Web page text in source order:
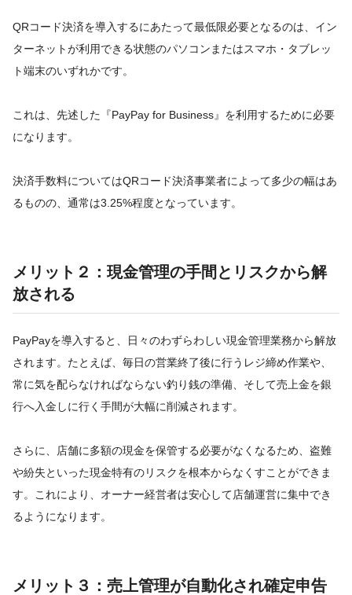
QRコード決済を導入するにあたって最低限必要となるのは、イン
ターネットが利用できる状態のパソコンまたはスマホ・タブレッ
ト端末のいずれかです。
これは、先述した『PayPay for Business』を利用するために必要
になります。
決済手数料についてはQRコード決済事業者によって多少の幅はあ
るものの、通常は3.25%程度となっています。
メリット２：現金管理の手間とリスクから解
放される
PayPayを導入すると、日々のわずらわしい現金管理業務から解放
されます。たとえば、毎日の営業終了後に行うレジ締め作業や、
常に気を配らなければならない釣り銭の準備、そして売上金を銀
行へ入金しに行く手間が大幅に削減されます。
さらに、店舗に多額の現金を保管する必要がなくなるため、盗難
や紛失といった現金特有のリスクを根本からなくすことができま
す。これにより、オーナー経営者は安心して店舗運営に集中でき
るようになります。
メリット３：売上管理が自動化され確定申告